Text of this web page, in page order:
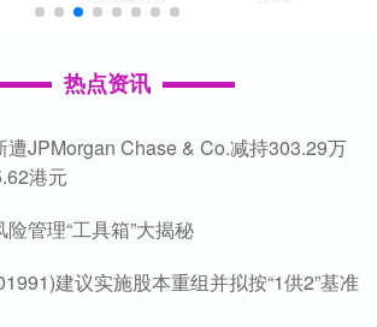
热点资讯
遭JPMorgan Chase & Co.减持303.29万
港元
管理“工具箱”大揭秘
建议实施股本重组并拟按“1供2”基准